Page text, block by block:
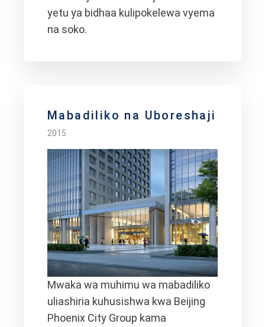
yetu ya bidhaa kulipokelewa vyema
na soko.
Mabadiliko na Uboreshaji
2015
Mwaka wa muhimu wa mabadiliko
uliashiria kuhusishwa kwa Beijing
Phoenix City Group kama